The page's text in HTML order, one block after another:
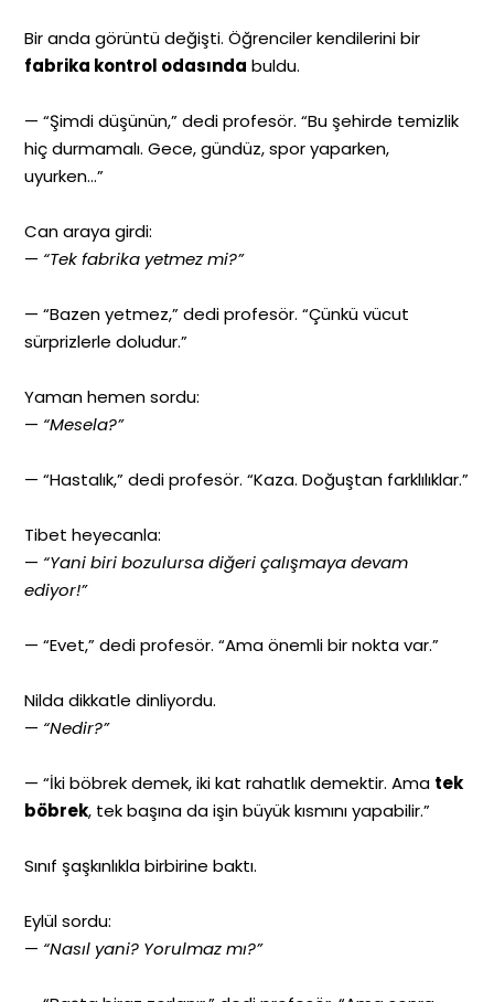
Bir anda görüntü değişti. Öğrenciler kendilerini bir
fabrika kontrol odasında buldu.
— “Şimdi düşünün,” dedi profesör. “Bu şehirde temizlik
hiç durmamalı. Gece, gündüz, spor yaparken,
uyurken…”
Can araya girdi:
— “Tek fabrika yetmez mi?”
— “Bazen yetmez,” dedi profesör. “Çünkü vücut
sürprizlerle doludur.”
Yaman hemen sordu:
— “Mesela?”
— “Hastalık,” dedi profesör. “Kaza. Doğuştan farklılıklar.”
Tibet heyecanla:
— “Yani biri bozulursa diğeri çalışmaya devam
ediyor!”
— “Evet,” dedi profesör. “Ama önemli bir nokta var.”
Nilda dikkatle dinliyordu.
— “Nedir?”
— “İki böbrek demek, iki kat rahatlık demektir. Ama tek
böbrek, tek başına da işin büyük kısmını yapabilir.”
Sınıf şaşkınlıkla birbirine baktı.
Eylül sordu:
— “Nasıl yani? Yorulmaz mı?”